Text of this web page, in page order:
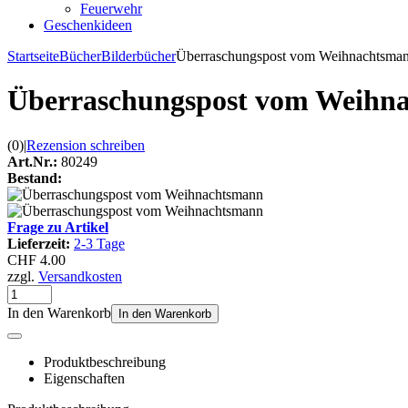
Feuerwehr
Geschenkideen
StartseiteBücherBilderbücherÜberraschungspost vom
Überraschungspost vom
(0)|Rezension schreiben
Art.Nr.: 80249
Bestand:
Frage zu Artikel
Lieferzeit: 2-3 Tage
CHF 4.00
zzgl. Versandkosten
In den Warenkorb In den Warenkorb
Produktbeschreibung
Eigenschaften